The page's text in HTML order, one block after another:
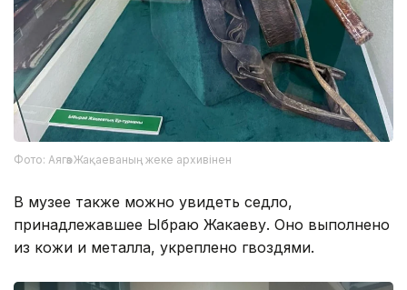
Фото: Аягөз Жақаеваның жеке архивінен
В музее также можно увидеть седло,
принадлежавшее Ыбраю Жакаеву. Оно выполнено
из кожи и металла, укреплено гвоздями.